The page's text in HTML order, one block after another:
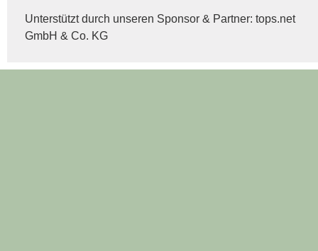
Unterstützt durch unseren Sponsor & Partner: tops.net
GmbH & Co. KG